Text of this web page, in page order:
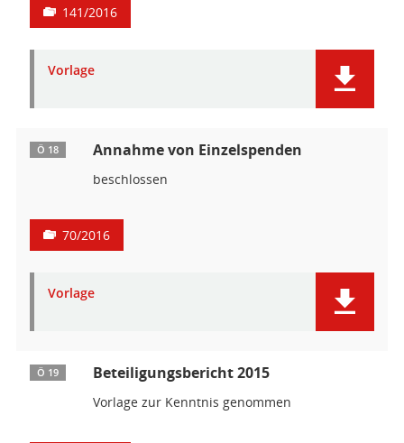
141/2016
Vorlage
Ö 18 Annahme von Einzelspenden
beschlossen
70/2016
Vorlage
Ö 19 Beteiligungsbericht 2015
Vorlage zur Kenntnis genommen